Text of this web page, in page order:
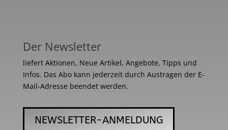
Der Newsletter
liefert Aktionen, Neue Artikel, Angebote, Tipps und
Infos. Das Abo kann jederzeit durch Austragen der E-
Mail-Adresse beendet werden.
NEWSLETTER-ANMELDUNG